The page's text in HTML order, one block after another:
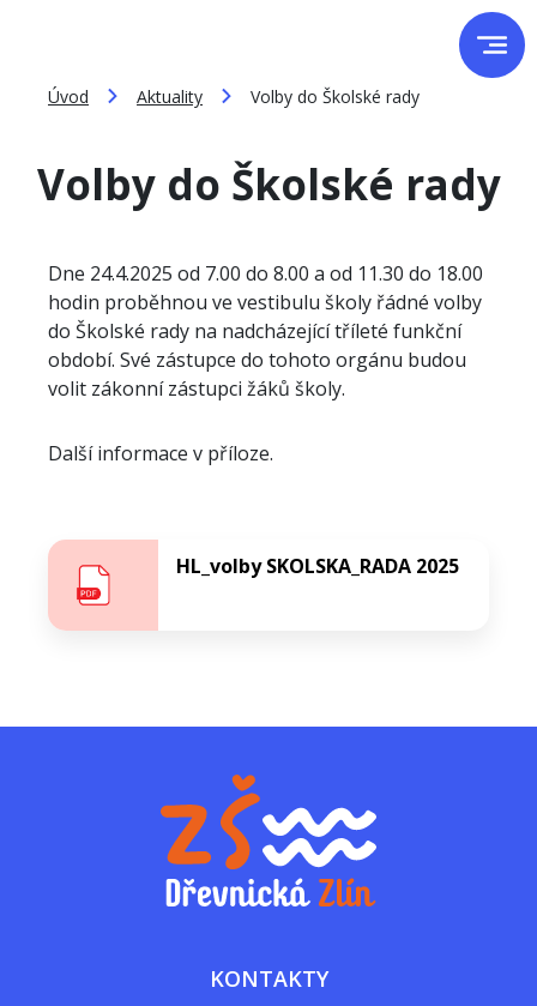
Úvod Aktuality Volby do Školské rady
Volby do Školské rady
Dne 24.4.2025 od 7.00 do 8.00 a od 11.30 do 18.00
hodin proběhnou ve vestibulu školy řádné volby
do Školské rady na nadcházející tříleté funkční
období. Své zástupce do tohoto orgánu budou
volit zákonní zástupci žáků školy.
Další informace v příloze.
HL_volby SKOLSKA_RADA 2025
KONTAKTY